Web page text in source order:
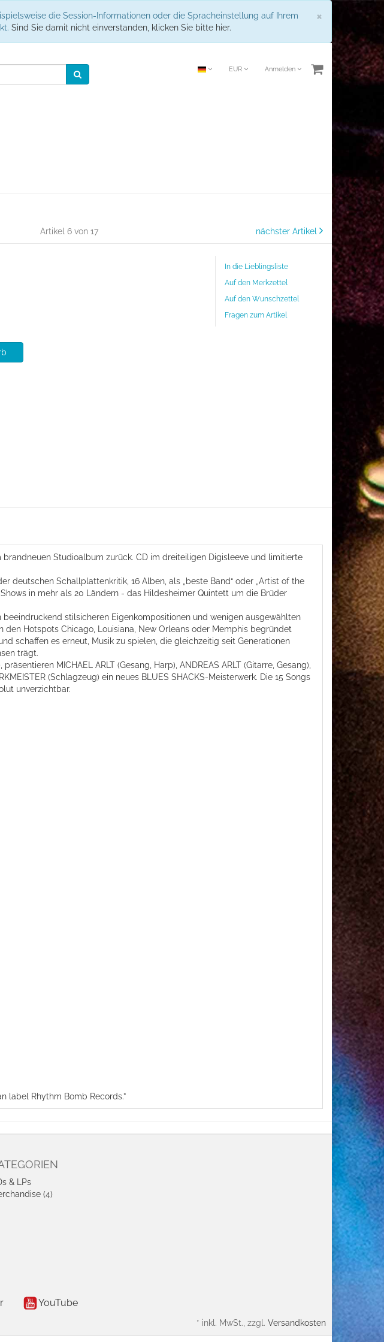
× Schließen
die Session-Informationen oder die Spracheinstellung auf Ihrem
Sind Sie damit nicht einverstanden, klicken Sie bitte hier.
EUR Anmelden
Artikel 6 von 17 nächster Artikel
In die Lieblingsliste
Auf den Merkzettel
Auf den Wunschzettel
Fragen zum Artikel
Studioalbum zurück. CD im dreiteiligen Digisleeve und limitierte
deutschen Schallplattenkritik, 16 Alben, als „beste Band“ oder „Artist of the
in mehr als 20 Ländern - das Hildesheimer Quintett um die Brüder
stilsicheren Eigenkompositionen und wenigen ausgewählten
Hotspots Chicago, Louisiana, New Orleans oder Memphis begründet
schaffen es erneut, Musik zu spielen, die gleichzeitig seit Generationen
trägt.
MICHAEL ARLT (Gesang, Harp), ANDREAS ARLT (Gitarre, Gesang),
(Schlagzeug) ein neues BLUES SHACKS-Meisterwerk. Die 15 Songs
unverzichtbar.
label Rhythm Bomb Records.”
& LPs
(4)
YouTube
* inkl. MwSt., zzgl. Versandkosten